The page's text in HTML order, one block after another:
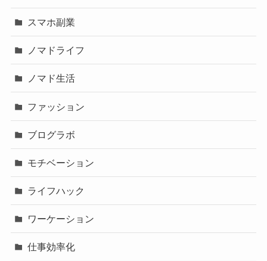
スマホ副業
ノマドライフ
ノマド生活
ファッション
ブログラボ
モチベーション
ライフハック
ワーケーション
仕事効率化